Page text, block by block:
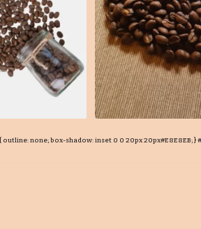
none; box-shadow: inset 0 0 20px